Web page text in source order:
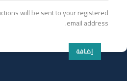
will be sent to your registered
email address.